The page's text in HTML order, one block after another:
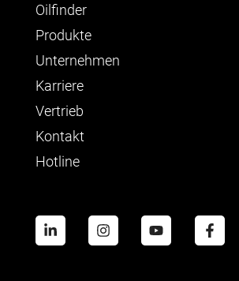
Oilfinder
Produkte
Unternehmen
Karriere
Vertrieb
Kontakt
Hotline